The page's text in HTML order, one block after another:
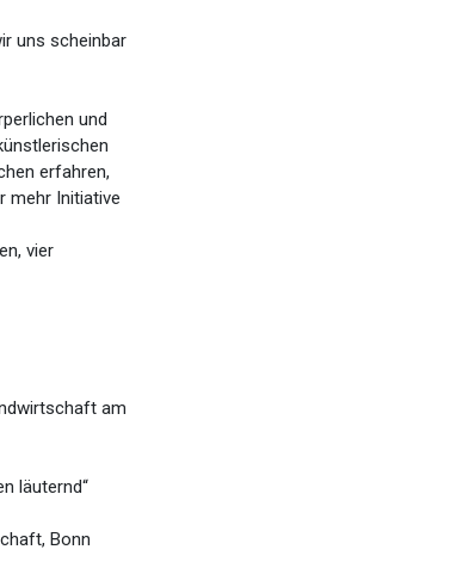
uns scheinbar
und
erfahren,
mehr Initiative
vier
am
läuternd“
Bonn